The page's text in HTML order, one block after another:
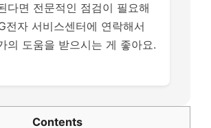
다면 전문적인 점검이 필요해
전자 서비스센터에 연락해서
의 도움을 받으시는 게 좋아요.
Contents